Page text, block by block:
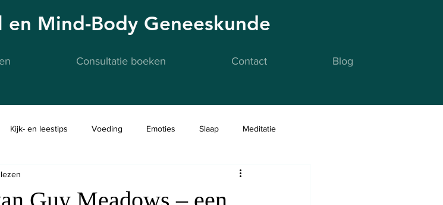
Mind-Body Geneeskunde
Consultatie boeken Contact Blog
Kijk- en leestips Voeding Emoties Slaap Meditatie